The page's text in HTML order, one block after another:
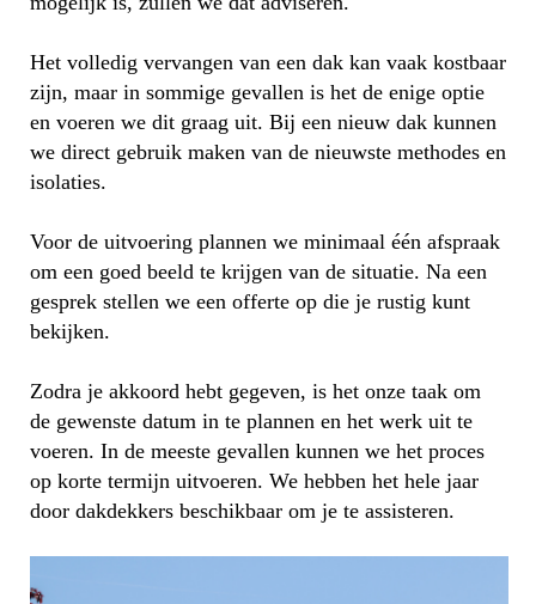
Het volledig vervangen van een dak kan vaak kostbaar
zijn, maar in sommige gevallen is het de enige optie
en voeren we dit graag uit. Bij een nieuw dak kunnen
we direct gebruik maken van de nieuwste methodes en
isolaties.
Voor de uitvoering plannen we minimaal één afspraak
om een goed beeld te krijgen van de situatie. Na een
gesprek stellen we een offerte op die je rustig kunt
bekijken.
Zodra je akkoord hebt gegeven, is het onze taak om
de gewenste datum in te plannen en het werk uit te
voeren. In de meeste gevallen kunnen we het proces
op korte termijn uitvoeren. We hebben het hele jaar
door dakdekkers beschikbaar om je te assisteren.